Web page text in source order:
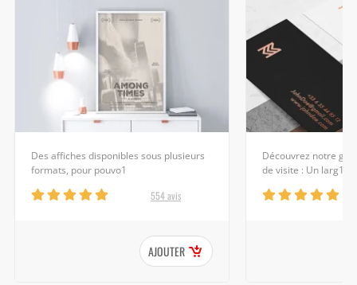
Des affiches disponibles sous plusieurs
formats, pour pouvo1
554 avis
AJOUTER
Découvrez notre
de visite : Un larg1